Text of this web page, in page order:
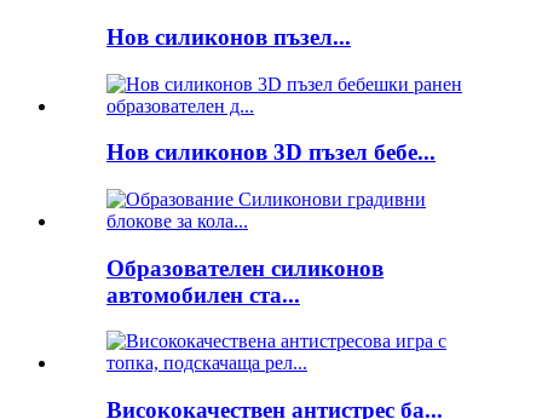
Нов силиконов пъзел...
Нов силиконов 3D пъзел бебе...
Образователен силиконов
автомобилен ста...
Висококачествен антистрес ба...